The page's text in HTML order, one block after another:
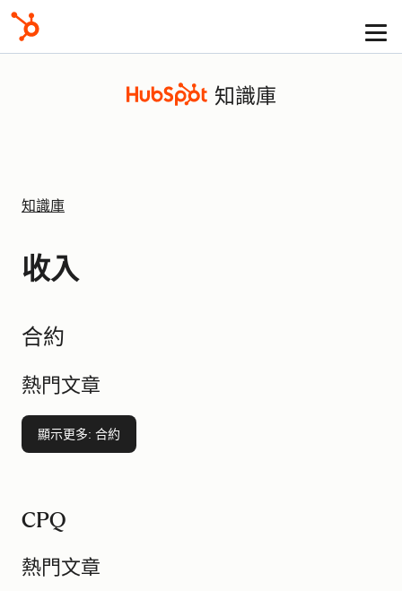
知識庫
知識庫
收入
合約
熱門文章
顯示更多: 合約
CPQ
熱門文章